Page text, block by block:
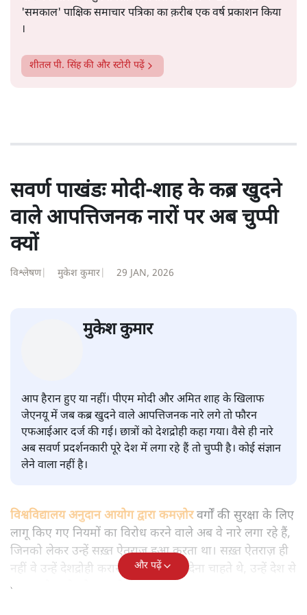
की। इसके बाद पारिवारिक व्यवसाय में क़रीब दो दशक गुज़ारने के
'समकाल' पाक्षिक समाचार पत्रिका का क़रीब एक वर्ष प्रकाशन किया
।
शीतल पी. सिंहकी और स्टोरी पढ़ें
क्यों
विश्लेषण| मुकेश कुमार | 29 JAN, 2026